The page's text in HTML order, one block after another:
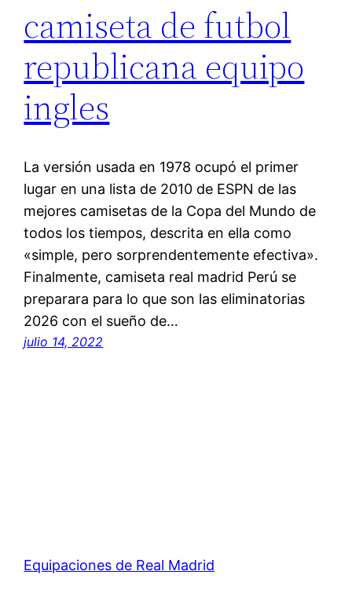
camiseta de futbol
republicana equipo
ingles
La versión usada en 1978 ocupó el primer
lugar en una lista de 2010 de ESPN de las
mejores camisetas de la Copa del Mundo de
todos los tiempos, descrita en ella como
«simple, pero sorprendentemente efectiva».
Finalmente, camiseta real madrid Perú se
preparara para lo que son las eliminatorias
2026 con el sueño de…
julio 14, 2022
Equipaciones de Real Madrid